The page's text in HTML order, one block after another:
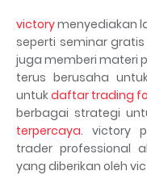
victorymenyediakan
seperti seminar
juga memberi materi
terus berusaha
untukdaftar trading
berbagai strategi
terpercaya. victory
trader professional
yang diberikan oleh